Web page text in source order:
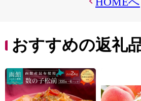
おすすめの返礼